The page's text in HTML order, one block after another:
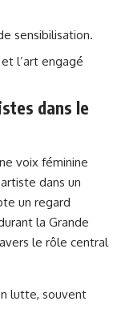
sensibilisation.
l’art engagé
dans le
voix féminine
dans un
un regard
la Grande
le rôle central
lutte, souvent